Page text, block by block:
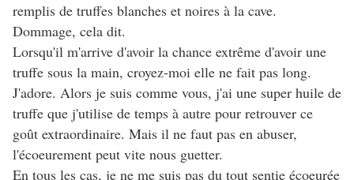
remplis de truffes blanches et noires à la cave.
Dommage, cela dit.
Lorsqu'il m'arrive d'avoir la chance extrême d'avoir une
truffe sous la main, croyez-moi elle ne fait pas long.
J'adore. Alors je suis comme vous, j'ai une super huile de
truffe que j'utilise de temps à autre pour retrouver ce
goût extraordinaire. Mais il ne faut pas en abuser,
l'écoeurement peut vite nous guetter.
En tous les cas, je ne me suis pas du tout sentie écoeurée